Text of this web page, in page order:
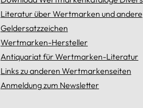
Literatur über Wertmarken und andere
Geldersatzzeichen
Wertmarken-Hersteller
Antiquariat für Wertmarken-Literatur
Links zu anderen Wertmarkenseiten
Anmeldung zum Newsletter